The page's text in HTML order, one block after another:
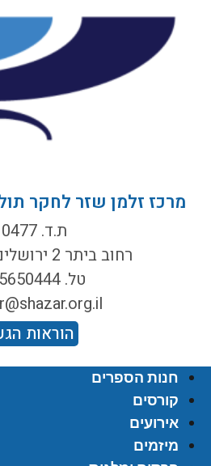
מרכז זלמן שזר לחקר
ת.ד. 10477
רחוב ביתר 2 ירושלים 9110401
טל. 02-5650444
הוראות
חנות הספרים
קורסים
אירועים
מיזמים